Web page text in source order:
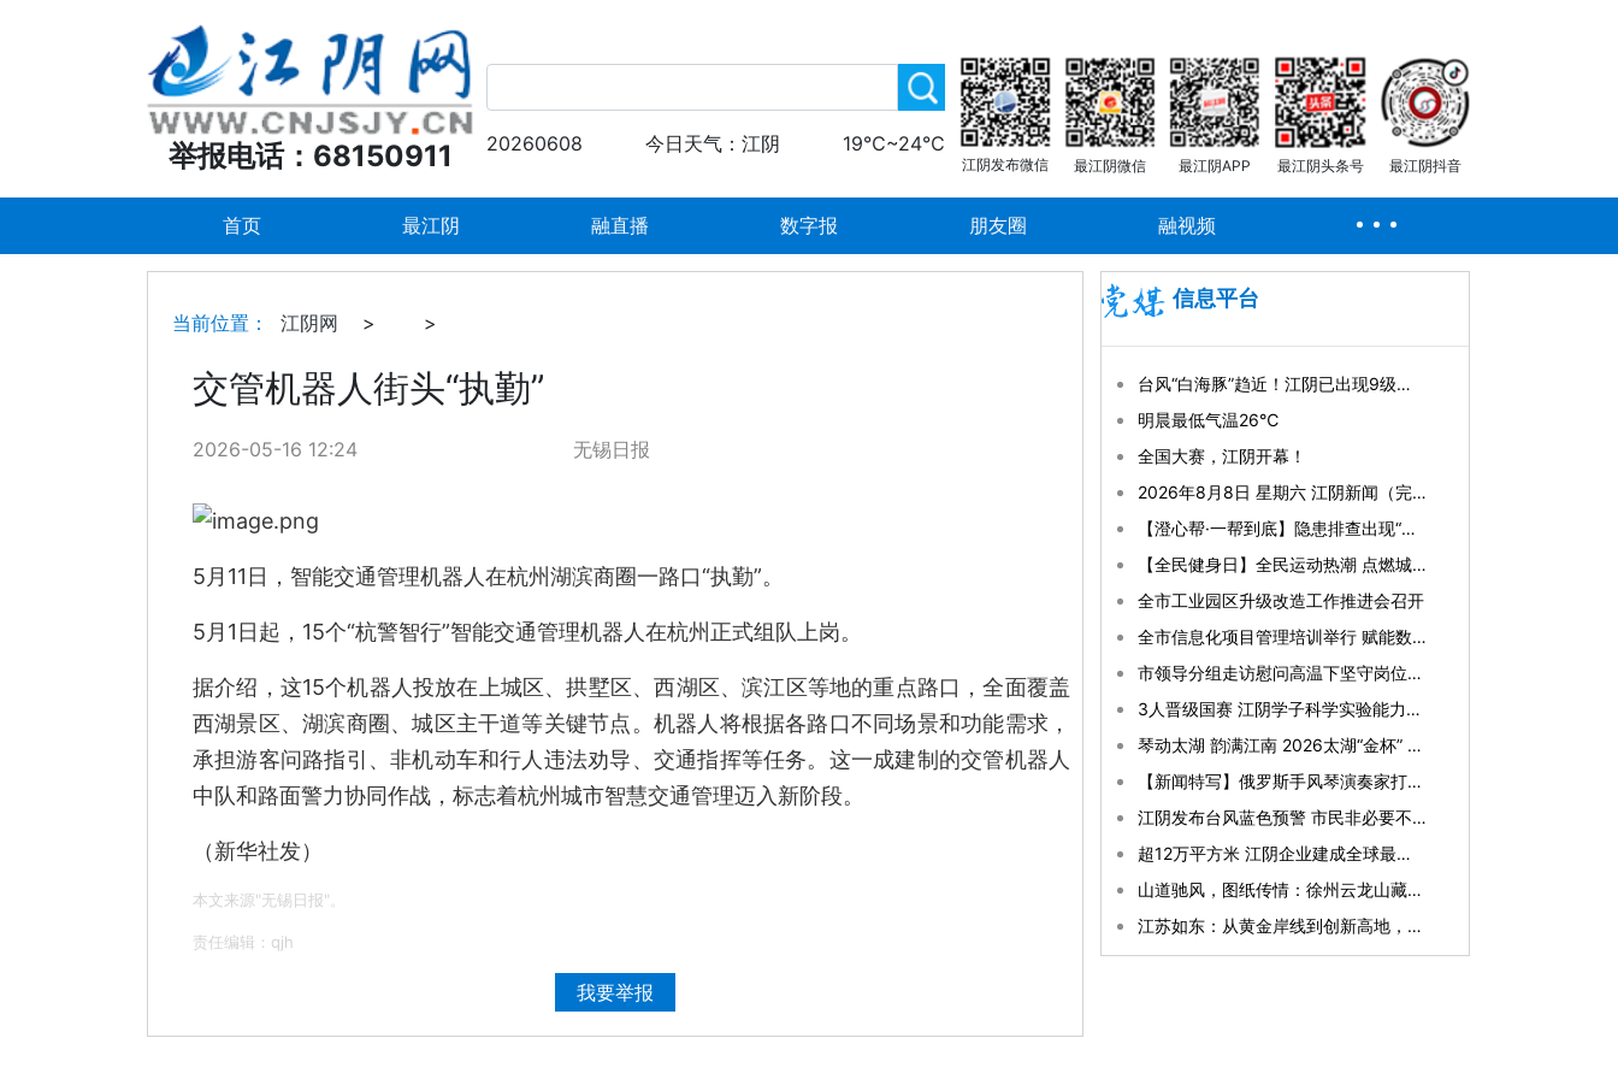
举报电话：68150911 20260608 今日天气：江阴 19℃~24℃
江阴发布微信 最江阴微信 最江阴APP 最江阴头条号 最江阴抖音
首页 最江阴 融直播 数字报 朋友圈 融视频
当前位置： 江阴网 > >
交管机器人街头“执勤”
2026-05-16 12:24 无锡日报
5月11日，智能交通管理机器人在杭州湖滨商圈一路口“执勤”。
5月1日起，15个“杭警智行”智能交通管理机器人在杭州正式组队上岗。
据介绍，这15个机器人投放在上城区、拱墅区、西湖区、滨江区等地的重点路口，全面覆盖
西湖景区、湖滨商圈、城区主干道等关键节点。机器人将根据各路口不同场景和功能需求，
承担游客问路指引、非机动车和行人违法劝导、交通指挥等任务。这一成建制的交管机器人
中队和路面警力协同作战，标志着杭州城市智慧交通管理迈入新阶段。
（新华社发）
本文来源"无锡日报"。
责任编辑：qjh
我要举报
信息平台
台风“白海豚”趋近！江阴已出现9级大风！
明晨最低气温26℃
全国大赛，江阴开幕！
2026年8月8日 星期六 江阴新闻（完整版）
【澄心帮·一帮到底】隐患排查出现“漏网之鱼” 两棵水杉何时“排险”
【全民健身日】全民运动热潮 点燃城市活力
全市工业园区升级改造工作推进会召开
全市信息化项目管理培训举行 赋能数字江阴建设提质增效
市领导分组走访慰问高温下坚守岗位的一线劳动者
3人晋级国赛 江阴学子科学实验能力大赛再创突破
琴动太湖 韵满江南 2026太湖“金杯” 国际手风琴艺术节开幕
【新闻特写】俄罗斯手风琴演奏家打卡江阴
江阴发布台风蓝色预警 市民非必要不外出
超12万平方米 江阴企业建成全球最大AI算力超级单体
山道驰风，图纸传情：徐州云龙山藏一段跨越山海的中德佳话
江苏如东：从黄金岸线到创新高地，“港产城创”一体化跑出向海加速度